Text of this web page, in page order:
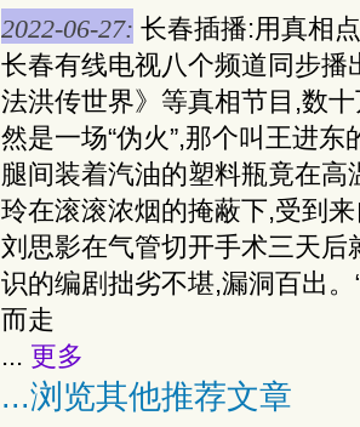
2022-06-27: 长春插播:用真相
长春有线电视八个频道同步
法洪传世界》等真相节目,数
然是一场“伪火”,那个叫王进
腿间装着汽油的塑料瓶竟在
玲在滚滚浓烟的掩蔽下,受到
刘思影在气管切开手术三天
识的编剧拙劣不堪,漏洞百出
而走
... 更多
...浏览其他推荐文章